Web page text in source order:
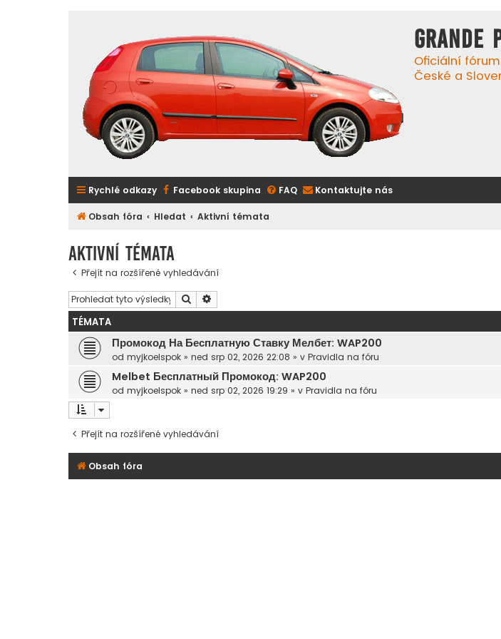
GRANDE
Oficiální
České a
Rychlé odkazy Facebook skupina FAQ Kontaktujte nás
Obsah fóra Hledat Aktivní témata
Aktivní témata
Přejít na rozšířené vyhledávání
Hledat
TÉMATA
Промокод На Бесплатную Ставку Мелбет: WAP200
od myjkoelspok » ned srp 02, 2026 22:08 » v Pravidla na fóru
Melbet Бесплатный Промокод: WAP200
od myjkoelspok » ned srp 02, 2026 19:29 » v Pravidla na fóru
Přejít na rozšířené vyhledávání
Obsah fóra